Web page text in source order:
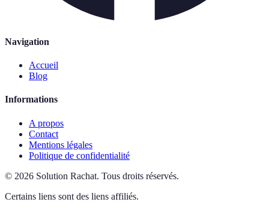
Navigation
Accueil
Blog
Informations
A propos
Contact
Mentions légales
Politique de confidentialité
© 2026 Solution Rachat. Tous droits réservés.
Certains liens sont des liens affiliés.